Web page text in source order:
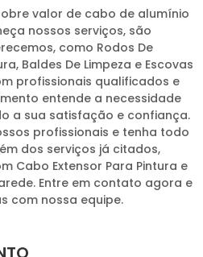
valor de cabo de alumínio
nossos serviços, são
como Rodos De
Baldes De Limpeza e Escovas
profissionais qualificados e
entende a necessidade
a sua satisfação e confiança.
profissionais e tenha todo
dos serviços já citados,
Cabo Extensor Para Pintura e
Entre em contato agora e
com nossa equipe.